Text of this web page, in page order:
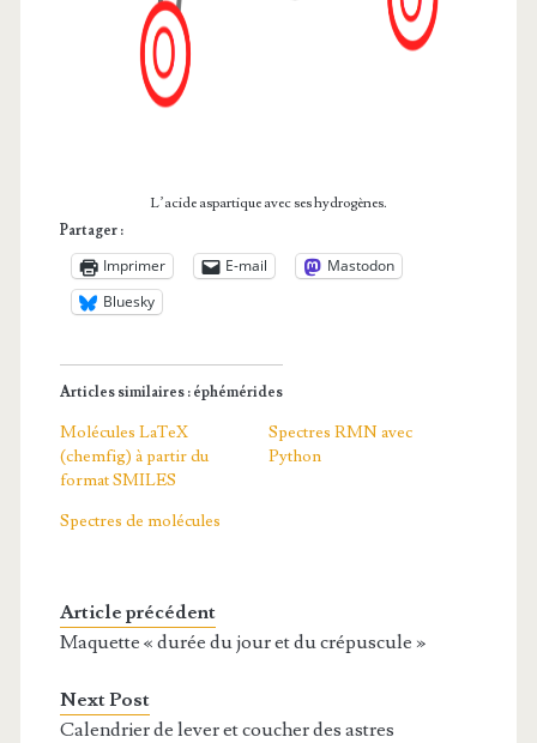
L’acide aspartique avec ses hydrogènes.
Partager :
Imprimer E-mail
Mastodon
Bluesky
Articles similaires : éphémérides
Molécules LaTeX
(chemfig) à partir du
format SMILES
Spectres RMN avec
Python
Spectres de molécules
Article précédent
Maquette « durée du jour et du crépuscule »
Next Post
Calendrier de lever et coucher des astres